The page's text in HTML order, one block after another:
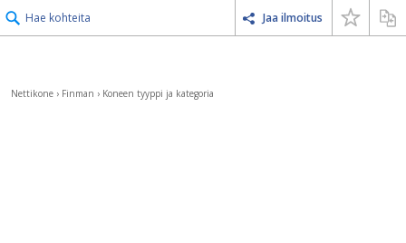
Hae kohteita Jaa ilmoitus
Nettikone › Finman › Koneen tyyppi ja kategoria